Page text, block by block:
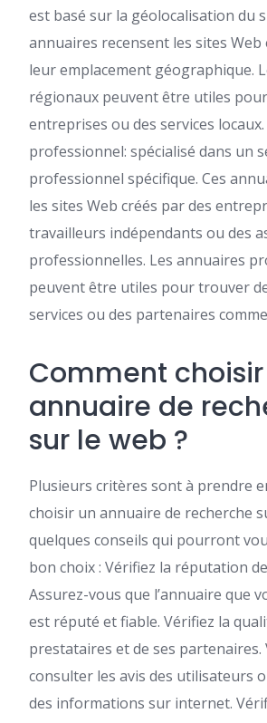
est basé sur la géolocalisation du
annuaires recensent les sites
leur emplacement géographique.
régionaux peuvent être utiles
entreprises ou des services
professionnel: spécialisé dans un
professionnel spécifique. Ces
les sites Web créés par des
travailleurs indépendants ou des
professionnelles. Les annuaires
peuvent être utiles pour trouver
services ou des partenaires
Comment
annuaire de
sur le web ?
Plusieurs critères sont à prendre
choisir un annuaire de recherche
quelques conseils qui pourront
bon choix : Vérifiez la réputation
Assurez-vous que l’annuaire que
est réputé et fiable. Vérifiez la
prestataires et de ses partenaires.
consulter les avis des utilisateurs
des informations sur internet.